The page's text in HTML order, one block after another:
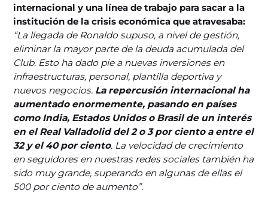
internacional y una línea de trabajo para sacar a la
institución de la crisis económica que atravesaba:
“La llegada de Ronaldo supuso, a nivel de gestión,
eliminar la mayor parte de la deuda acumulada del
Club. Esto ha dado pie a nuevas inversiones en
infraestructuras, personal, plantilla deportiva y
nuevos negocios. La repercusión internacional ha
aumentado enormemente, pasando en países
como India, Estados Unidos o Brasil de un interés
en el Real Valladolid del 2 o 3 por ciento a entre el
32 y el 40 por ciento. La velocidad de crecimiento
en seguidores en nuestras redes sociales también ha
sido muy grande, superando en algunas de ellas el
500 por ciento de aumento”.